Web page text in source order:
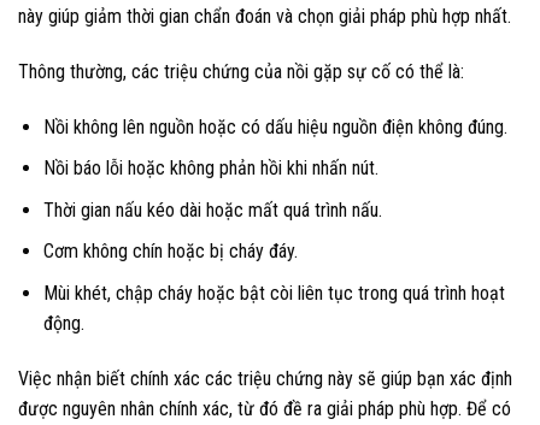
này giúp giảm thời gian chẩn đoán và chọn giải pháp phù hợp nhất.
Thông thường, các triệu chứng của nồi gặp sự cố có thể là:
Nồi không lên nguồn hoặc có dấu hiệu nguồn điện không đúng.
Nồi báo lỗi hoặc không phản hồi khi nhấn nút.
Thời gian nấu kéo dài hoặc mất quá trình nấu.
Cơm không chín hoặc bị cháy đáy.
Mùi khét, chập cháy hoặc bật còi liên tục trong quá trình hoạt
động.
Việc nhận biết chính xác các triệu chứng này sẽ giúp bạn xác định
được nguyên nhân chính xác, từ đó đề ra giải pháp phù hợp. Để có